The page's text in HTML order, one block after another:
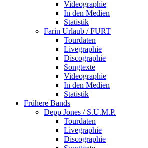
Videographie
In den Medien
Statistik
Farin Urlaub / FURT
Tourdaten
Livegraphie
Discographie
Songtexte
Videographie
In den Medien
Statistik
Frühere Bands
Depp Jones / S.U.M.P.
Tourdaten
Livegraphie
Discographie